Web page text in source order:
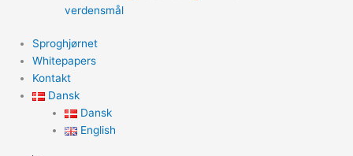
verdensmål
Sproghjørnet
Whitepapers
Kontakt
Dansk
Dansk
English